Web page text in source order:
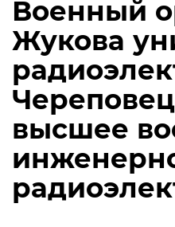
Военный
Жукова
высшее